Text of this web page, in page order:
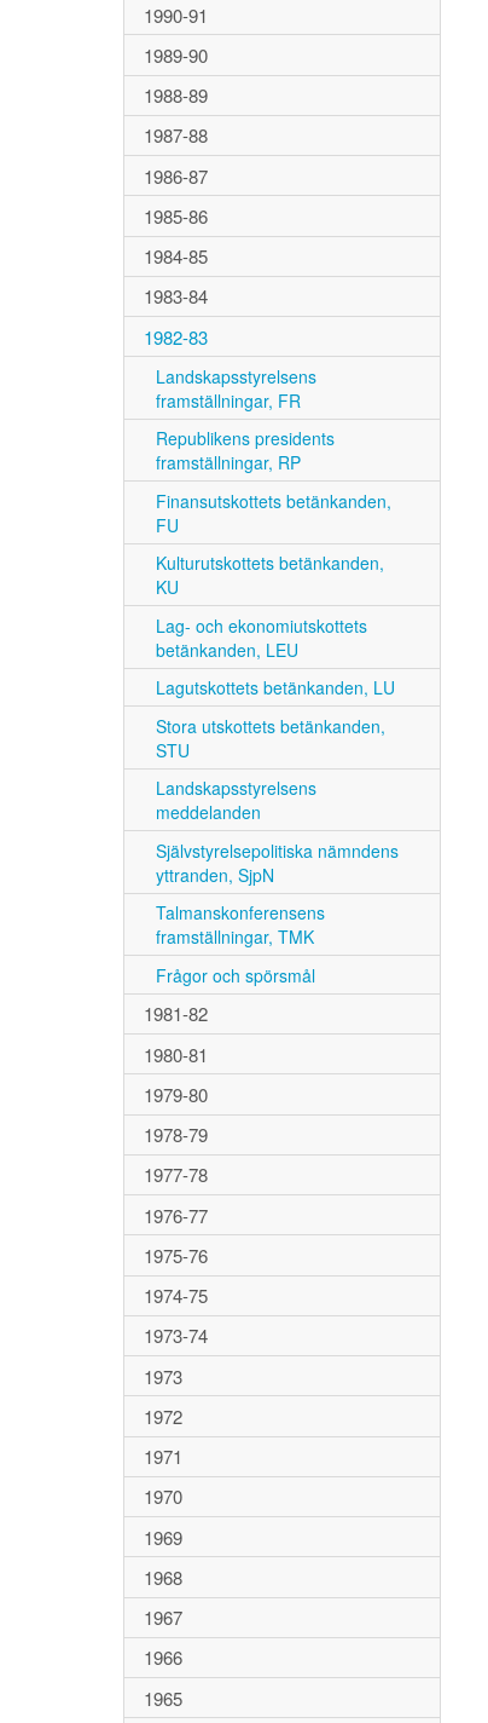
1990-91
1989-90
1988-89
1987-88
1986-87
1985-86
1984-85
1983-84
1982-83
Landskapsstyrelsens
framställningar, FR
Republikens presidents
framställningar, RP
Finansutskottets betänkanden,
FU
Kulturutskottets betänkanden,
KU
Lag- och ekonomiutskottets
betänkanden, LEU
Lagutskottets betänkanden, LU
Stora utskottets betänkanden,
STU
Landskapsstyrelsens
meddelanden
Självstyrelsepolitiska nämndens
yttranden, SjpN
Talmanskonferensens
framställningar, TMK
Frågor och spörsmål
1981-82
1980-81
1979-80
1978-79
1977-78
1976-77
1975-76
1974-75
1973-74
1973
1972
1971
1970
1969
1968
1967
1966
1965